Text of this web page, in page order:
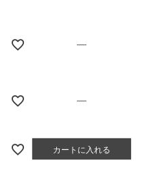
—
—
カートに入れる